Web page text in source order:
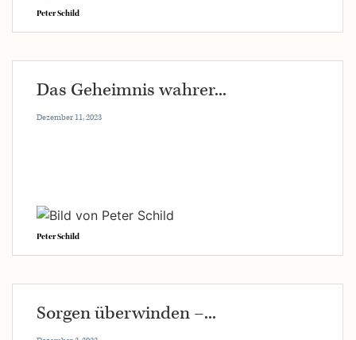
Peter Schild
Das Geheimnis wahrer...
Dezember 11, 2023
Peter Schild
Sorgen überwinden –...